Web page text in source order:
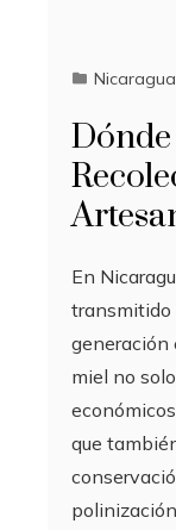
Nicaragua
En
transmitido
generación
miel no
que